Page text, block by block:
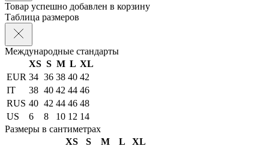
Товар успешно добавлен в корзину
Таблица размеров
Международные стандарты
XS S M L XL
EUR 34 36 38 40 42
IT
38 40 42 44 46
RUS 40 42 44 46 48
US
6 8 10 12 14
Размеры в сантиметрах
XS
S M L XL